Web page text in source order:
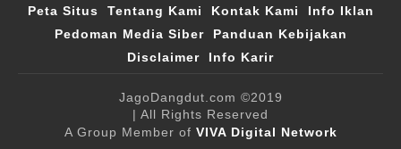
Peta Situs Tentang Kami Kontak Kami
Info Iklan
Pedoman Media Siber
Panduan Kebijakan
Disclaimer
Info Karir
JagoDangdut.com ©2019
| All Rights Reserved
A Group Member of VIVA Digital Network